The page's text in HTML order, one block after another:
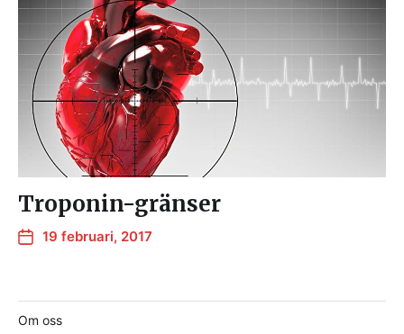
Troponin-gränser
19 februari, 2017
Om oss